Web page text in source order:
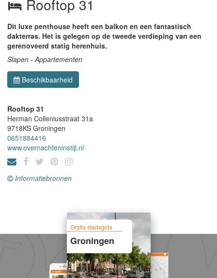
Rooftop 31
Dit luxe penthouse heeft een balkon en een fantastisch
dakterras. Het is gelegen op de tweede verdieping van een
gerenoveerd statig herenhuis.
Slapen - Appartementen
Beschikbaarheid
Rooftop 31
Herman Colleniusstraat 31a
9718KS Groningen
0651884416
www.overnachteninstijl.nl
Informatiebronnen
Gratis stadsgids
Groningen